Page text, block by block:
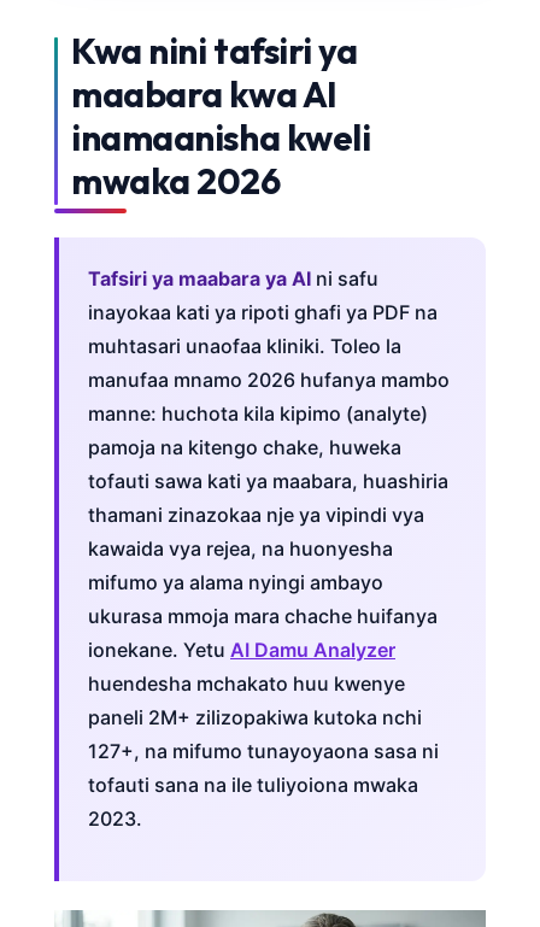
Kwa nini tafsiri ya
maabara kwa AI
inamaanisha kweli
mwaka 2026
Tafsiri ya maabara ya AI ni safu
inayokaa kati ya ripoti ghafi ya PDF na
muhtasari unaofaa kliniki. Toleo la
manufaa mnamo 2026 hufanya mambo
manne: huchota kila kipimo (analyte)
pamoja na kitengo chake, huweka
tofauti sawa kati ya maabara, huashiria
thamani zinazokaa nje ya vipindi vya
kawaida vya rejea, na huonyesha
mifumo ya alama nyingi ambayo
ukurasa mmoja mara chache huifanya
ionekane. Yetu AI Damu Analyzer
huendesha mchakato huu kwenye
paneli 2M+ zilizopakiwa kutoka nchi
127+, na mifumo tunayoyaona sasa ni
tofauti sana na ile tuliyoiona mwaka
2023.